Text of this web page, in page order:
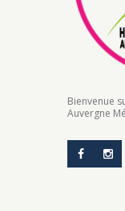
Bienvenue
Auvergne